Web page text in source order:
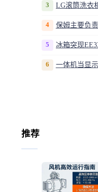
3
4 保姆主要负
5
6 一体机当显
推荐